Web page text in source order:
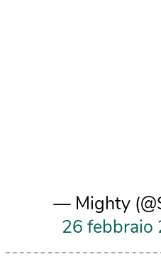
— Mighty
26 febbraio